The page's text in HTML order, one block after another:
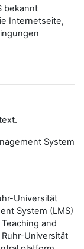
bekannt
Internetseite,
System
Universität
System (LMS)
and
Universität